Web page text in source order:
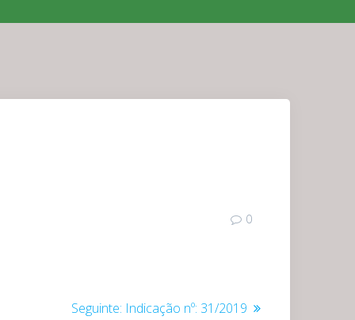
0
Seguinte: Post
Indicação nº: 31/2019